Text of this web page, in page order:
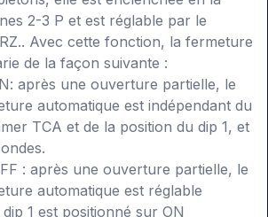
2-3 P et est réglable par le
Avec cette fonction, la fermeture
de la façon suivante :
après une ouverture partielle, le
automatique est indépendant du
TCA et de la position du dip 1, et
: après une ouverture partielle, le
automatique est réglable
1 est positionné sur ON